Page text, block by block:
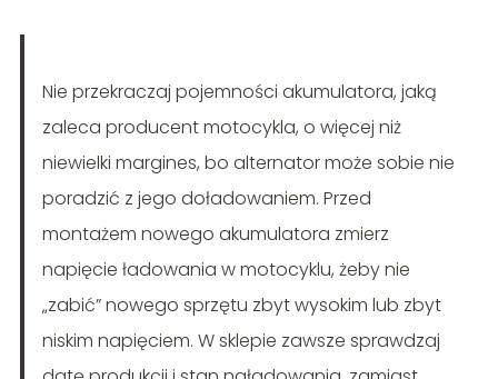
Nie przekraczaj pojemności akumulatora, jaką
zaleca producent motocykla, o więcej niż
niewielki margines, bo alternator może sobie nie
poradzić z jego doładowaniem. Przed
montażem nowego akumulatora zmierz
napięcie ładowania w motocyklu, żeby nie
„zabić” nowego sprzętu zbyt wysokim lub zbyt
niskim napięciem. W sklepie zawsze sprawdzaj